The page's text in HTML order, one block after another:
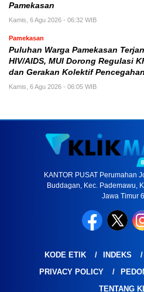
Pamekasan
Kamis, 6 Agu 2026 - 06:32 WIB
Pamekasan
Puluhan Warga Pamekasan
HIV/AIDS, MUI Dorong Regulasi
dan Gerakan Kolektif Pencegahan
Kamis, 6 Agu 2026 - 06:05 WIB
KANTOR PUSAT Perumahan
Buddagan, Kec. Pademawu,
Jawa Timur
KODE ETIK INDEKS
PRIVACY POLICY
TENTANG